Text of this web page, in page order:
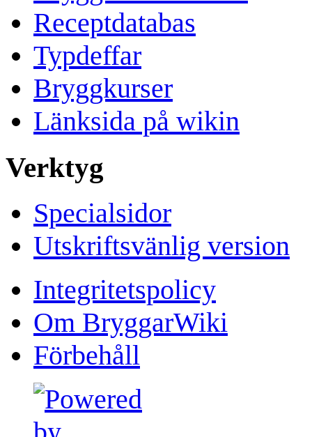
Receptdatabas
Typdeffar
Bryggkurser
Länksida på wikin
Verktyg
Specialsidor
Utskriftsvänlig version
Integritetspolicy
Om BryggarWiki
Förbehåll